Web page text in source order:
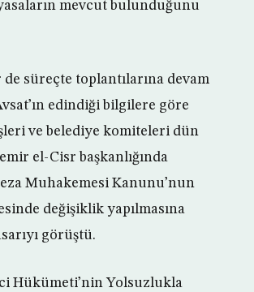
mevcut bulunduğunu
süreçte toplantılarına devam
edindiği bilgilere göre
ve belediye komiteleri dün
el-Cisr başkanlığında
Muhakemesi Kanunu’nun
değişiklik yapılmasına
görüştü.
Hükümeti’nin Yolsuzlukla